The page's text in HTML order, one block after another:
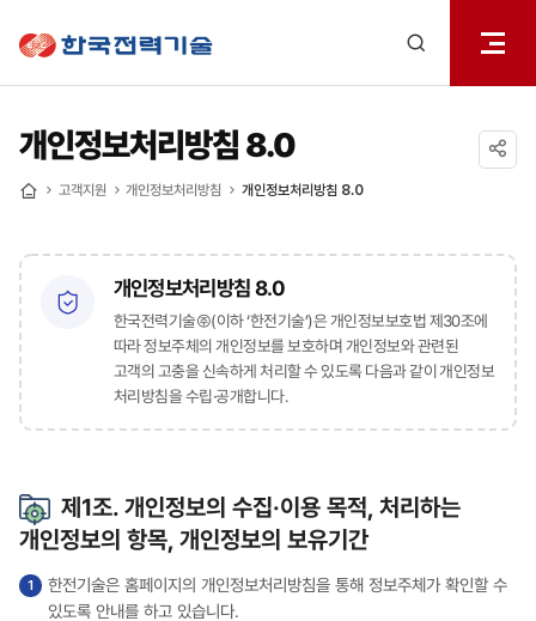
열기
개인정보처리방침 8.0
고객지원 개인정보처리방침 개인정보처리방침 8.0
개인정보처리방침 8.0
한국전력기술㈜(이하 ‘한전기술’)은 개인정보보호법 제30조에
따라 정보주체의 개인정보를 보호하며 개인정보와 관련된
고객의 고충을 신속하게 처리할 수 있도록 다음과 같이 개인정보
처리방침을 수립·공개합니다.
제1조. 개인정보의 수집·이용 목적, 처리하는
개인정보의 항목, 개인정보의 보유기간
한전기술은 홈페이지의 개인정보처리방침을 통해 정보주체가 확인할 수
있도록 안내를 하고 있습니다.